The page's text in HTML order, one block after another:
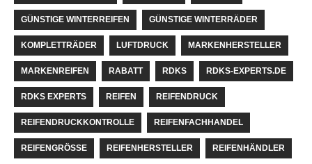
GÜNSTIGE WINTERREIFEN GÜNSTIGE WINTERRÄDER
KOMPLETTRÄDER LUFTDRUCK MARKENHERSTELLER
MARKENREIFEN RABATT RDKS RDKS-EXPERTS.DE
RDKS EXPERTS REIFEN REIFENDRUCK
REIFENDRUCKKONTROLLE REIFENFACHHANDEL
REIFENGRÖSSE REIFENHERSTELLER REIFENHÄNDLER